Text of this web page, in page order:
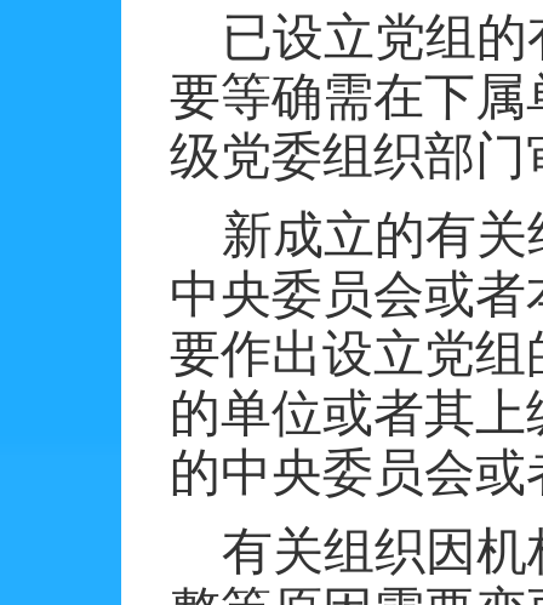
已设立党组
要等确需在下
级党委组织部门
新成立的有
中央委员会或
要作出设立党
的单位或者其
的中央委员会
有关组织因